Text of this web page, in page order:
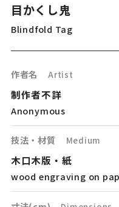
目かくし鬼
Blindfold Tag
作者名 Artist
制作者不詳
Anonymous
技法・材質 Medium
木口木版・紙
wood engraving on